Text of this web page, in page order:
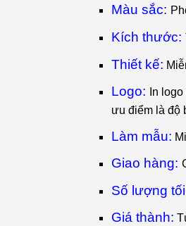
Màu sắc:
Kích thước:
Thiết kế:
Logo:
n logo
ưu điểm là độ
Làm mẫu:
Giao hàng:
Số lượng
Giá thành: